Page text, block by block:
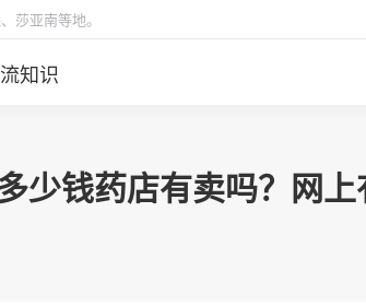
莎亚南等地。
知识
少钱药店有卖吗？网